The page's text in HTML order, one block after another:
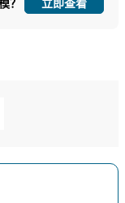
立即查看